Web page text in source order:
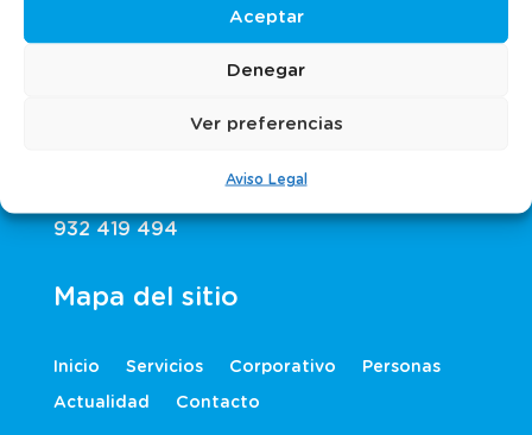
Aceptar
Denegar
Ver preferencias
Aviso Legal
estratégico de Grup Montaner, especialistas
en Recursos Humanos desde 1973.
Contacta con nosotros
Carrer del Taquígraf Serra, 7, Planta 5
932 419 494
Mapa del sitio
Inicio Servicios Corporativo Personas
Actualidad Contacto